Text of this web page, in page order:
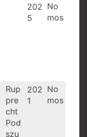
202
5
No
mos
Rup
pre
cht
Pod
szu
202
1
No
mos